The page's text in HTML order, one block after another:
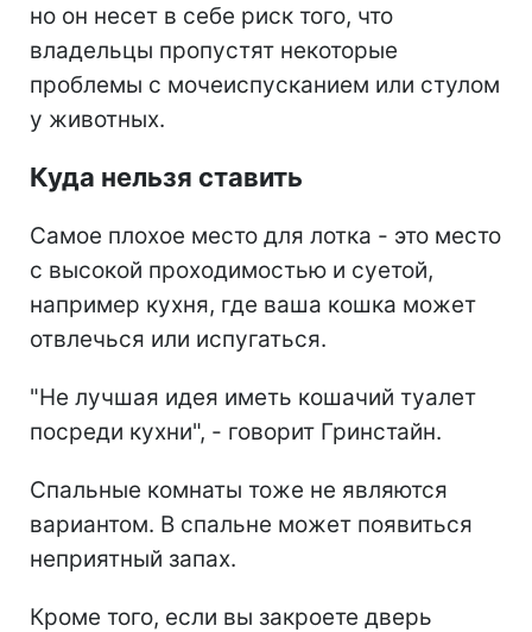
но он несет в себе риск того, что
владельцы пропустят некоторые
проблемы с мочеиспусканием или стулом
у животных.
Куда нельзя ставить
Самое плохое место для лотка - это место
с высокой проходимостью и суетой,
например кухня, где ваша кошка может
отвлечься или испугаться.
"Не лучшая идея иметь кошачий туалет
посреди кухни", - говорит Гринстайн.
Спальные комнаты тоже не являются
вариантом. В спальне может появиться
неприятный запах.
Кроме того, если вы закроете дверь